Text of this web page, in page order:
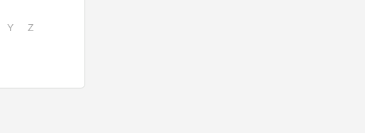
Y Z